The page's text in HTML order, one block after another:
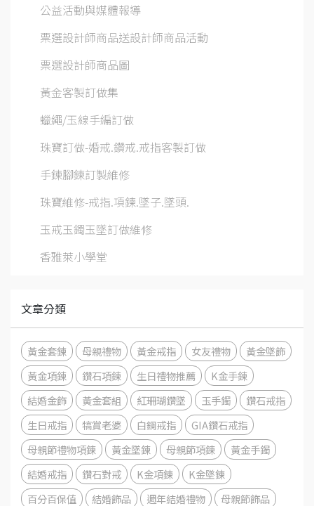
公益活動與媒體報導
票選設計師商品送設計師商品活動
票選設計師商品圖
黃金客製訂做集
蠟繩/玉線手編訂做
珠寶訂做-婚戒.鑽戒.戒指客製訂做
手鍊腳鍊訂製維修
珠寶維修-戒指.項鍊.墜子.墜頭.
玉戒玉鐲玉墜訂做維修
香雅萊小學堂
文章分類
黃金套鍊 母親禮物 黃金戒指 女友禮物
黃金墜飾
黃金項鍊
鑽石項鍊 生日禮物推薦
K金手鍊
結婚金飾
黃金套組 紅珊瑚鑽墜 玉手鐲
鑽石戒指
生日戒指
犒賞老婆 白鋼戒指
GIA鑽石戒指
母親節禮物項鍊
黃金墜鍊 母親節項鍊
黃金手鐲
結婚戒指
鑽石對戒 K金項鍊
K金墜鍊
百分百保值
結婚飾品 週年結婚禮物 母親節飾品